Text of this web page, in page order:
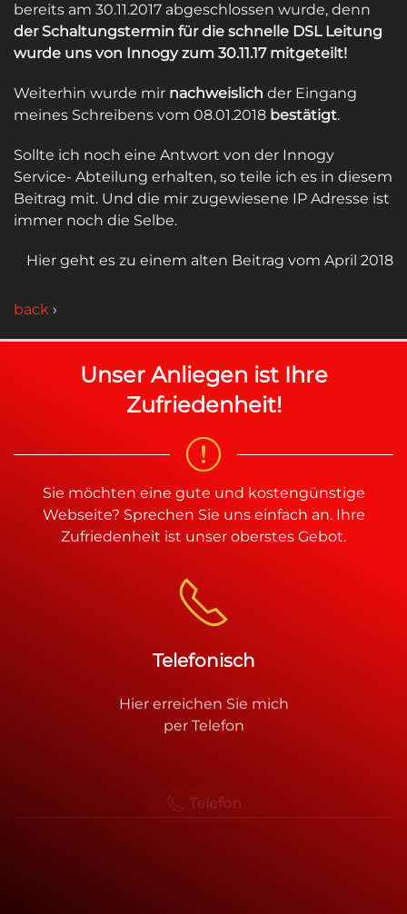
bereits am 30.11.2017 abgeschlossen wurde, denn
der Schaltungstermin für die schnelle DSL Leitung
wurde uns von Innogy zum 30.11.17 mitgeteilt!
Weiterhin wurde mir nachweislich der Eingang
meines Schreibens vom 08.01.2018 bestätigt.
Sollte ich noch eine Antwort von der Innogy
Service- Abteilung erhalten, so teile ich es in diesem
Beitrag mit. Und die mir zugewiesene IP Adresse ist
immer noch die Selbe.
Hier geht es zu einem alten Beitrag vom April 2018
back ›
Unser Anliegen ist Ihre
Zufriedenheit!
Sie möchten eine gute und kostengünstige
Webseite? Sprechen Sie uns einfach an. Ihre
Zufriedenheit ist unser oberstes Gebot.
Telefonisch
Hier erreichen Sie mich
per Telefon